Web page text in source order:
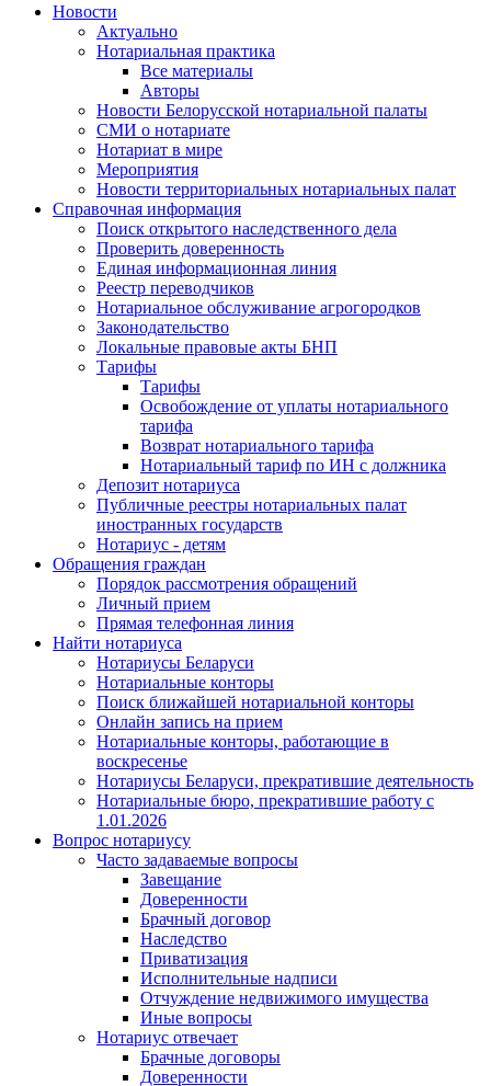
Новости
Актуально
Нотариальная практика
Все материалы
Авторы
Новости Белорусской нотариальной палаты
СМИ о нотариате
Нотариат в мире
Мероприятия
Новости территориальных нотариальных палат
Справочная информация
Поиск открытого наследственного дела
Проверить доверенность
Единая информационная линия
Реестр переводчиков
Нотариальное обслуживание агрогородков
Законодательство
Локальные правовые акты БНП
Тарифы
Тарифы
Освобождение от уплаты нотариального
тарифа
Возврат нотариального тарифа
Нотариальный тариф по ИН с должника
Депозит нотариуса
Публичные реестры нотариальных палат
иностранных государств
Нотариус - детям
Обращения граждан
Порядок рассмотрения обращений
Личный прием
Прямая телефонная линия
Найти нотариуса
Нотариусы Беларуси
Нотариальные конторы
Поиск ближайшей нотариальной конторы
Онлайн запись на прием
Нотариальные конторы, работающие в
воскресенье
Нотариусы Беларуси, прекратившие деятельность
Нотариальные бюро, прекратившие работу с
1.01.2026
Вопрос нотариусу
Часто задаваемые вопросы
Завещание
Доверенности
Брачный договор
Наследство
Приватизация
Исполнительные надписи
Отчуждение недвижимого имущества
Иные вопросы
Нотариус отвечает
Брачные договоры
Доверенности